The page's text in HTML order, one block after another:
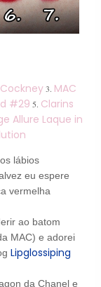
3. MAC
#29 5. Clarins
Allure Laque in
lábios
eu espere
vermelha
ao batom
MAC) e adorei
Lipglossiping
da Chanel e